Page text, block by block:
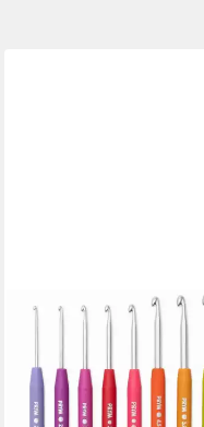
PRYM
31,04 €
lieferbar in 2 Wochen